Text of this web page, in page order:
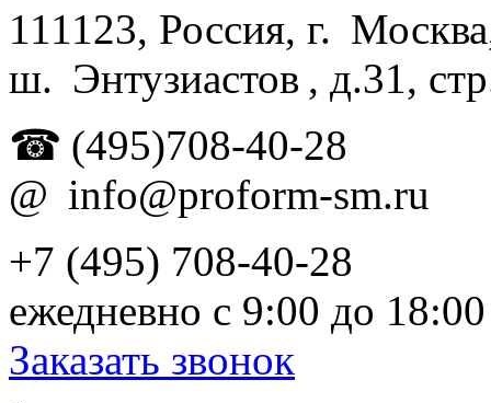
111123, Россия, г. Москва
ш. Энтузиастов , д.31,
☎ (495)708-40-28
@ info@proform-sm.ru
+7 (495) 708-40-28
ежедневно с 9:00 до 18:00
Заказать звонок